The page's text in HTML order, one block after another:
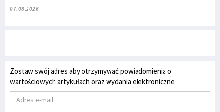
07.08.2026
Zostaw swój adres aby otrzymywać powiadomienia o
wartościowych artykułach oraz wydania elektroniczne